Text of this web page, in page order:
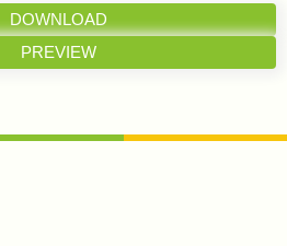
DOWNLOAD
PREVIEW